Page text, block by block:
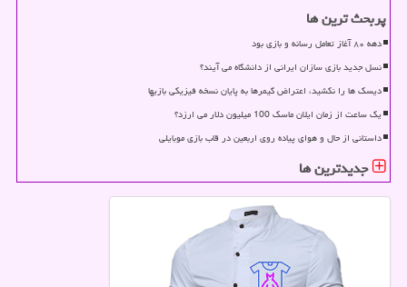
پربحث ترین ها
دهه ۸۰ آغاز تعامل رسانه و بازی بود
نسل جدید بازی سازان ایرانی از دانشگاه می آیند؟
دیسک ها را نکشید، اعتراض گیمرها به پایان نسخه فیزیکی بازیها
یک ساعت از زمان ایلان ماسک 100 میلیون دلار می ارزد؟
داستانی از حال و هوای پیاده روی اربعین در قاب بازی موبایلی
جدیدترین ها